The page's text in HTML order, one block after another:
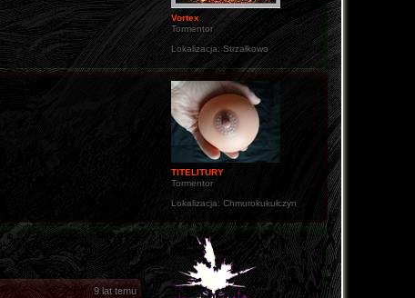
Vortex
Tormentor
Lokalizacja: Strzałkowo
TITELITURY
Tormentor
Lokalizacja: Chmurokukułczyn
9 lat temu